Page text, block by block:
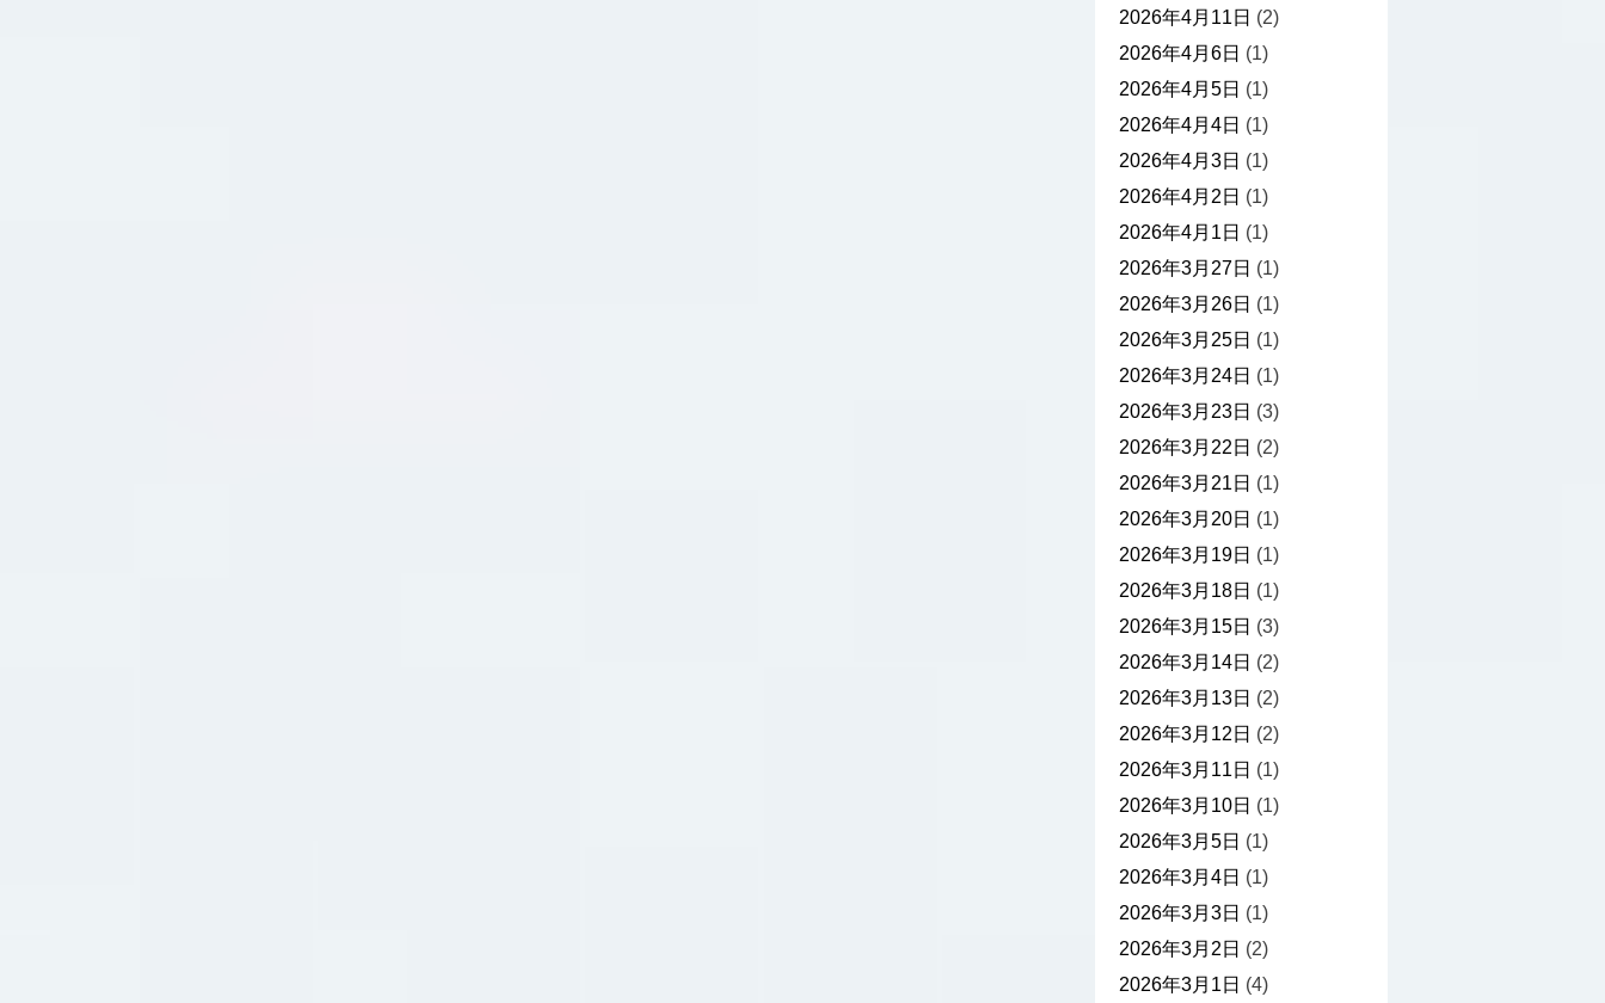
2026年4月11日 (2)
2026年4月6日 (1)
2026年4月5日 (1)
2026年4月4日 (1)
2026年4月3日 (1)
2026年4月2日 (1)
2026年4月1日 (1)
2026年3月27日 (1)
2026年3月26日 (1)
2026年3月25日 (1)
2026年3月24日 (1)
2026年3月23日 (3)
2026年3月22日 (2)
2026年3月21日 (1)
2026年3月20日 (1)
2026年3月19日 (1)
2026年3月18日 (1)
2026年3月15日 (3)
2026年3月14日 (2)
2026年3月13日 (2)
2026年3月12日 (2)
2026年3月11日 (1)
2026年3月10日 (1)
2026年3月5日 (1)
2026年3月4日 (1)
2026年3月3日 (1)
2026年3月2日 (2)
2026年3月1日 (4)